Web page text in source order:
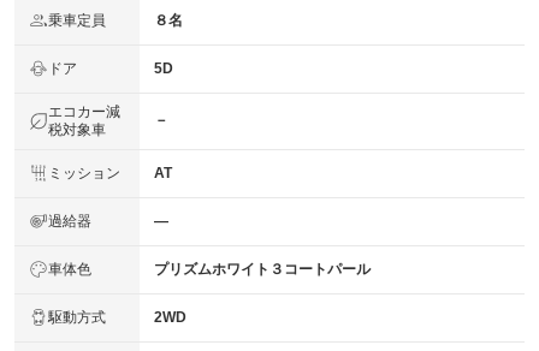
乗車定員 ８名
ドア 5D
エコカー減
税対象車
－
ミッション AT
過給器 ―
車体色 プリズムホワイト３コートパール
駆動方式 2WD